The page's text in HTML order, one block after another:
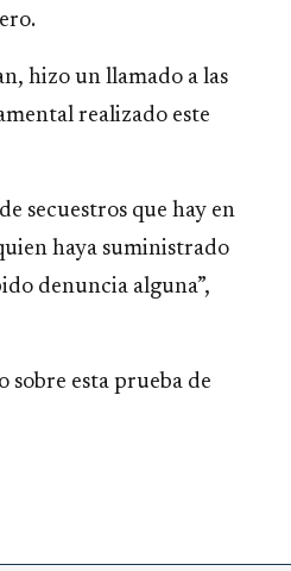
hizo un llamado a las
realizado este
secuestros que hay en
haya suministrado
denuncia alguna”,
esta prueba de